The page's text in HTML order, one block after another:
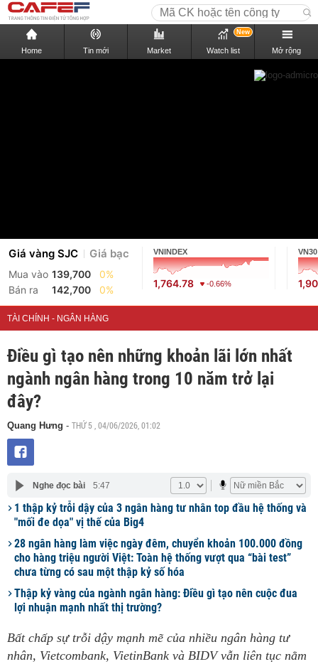
Home Tin mới Market Watch list
New
Mở rộng
Giá vàng SJC Giá bạc
Mua vào 139,700
0%
Bán ra
142,700 0%
VNINDEX
1,764.78 -0.66%
VN30
TÀI CHÍNH - NGÂN HÀNG
Điều gì tạo nên những khoản lãi lớn nhất
ngành ngân hàng trong 10 năm trở lại
đây?
Quang Hưng - THỨ 5 , 04/06/2026, 01:02
Nghe đọc bài 5:47
1 thập kỷ trỗi dậy của 3 ngân hàng tư nhân top đầu hệ thống và
"mối đe dọa" vị thế của Big4
28 ngân hàng làm việc ngày đêm, chuyển khoản 100.000 đồng
cho hàng triệu người Việt: Toàn hệ thống vượt qua “bài test”
chưa từng có sau một thập kỷ số hóa
Thập kỷ vàng của ngành ngân hàng: Điều gì tạo nên cuộc đua
lợi nhuận mạnh nhất thị trường?
Bất chấp sự trỗi dậy mạnh mẽ của nhiều ngân hàng tư
nhân, Vietcombank, VietinBank và BIDV vẫn liên tục nằm